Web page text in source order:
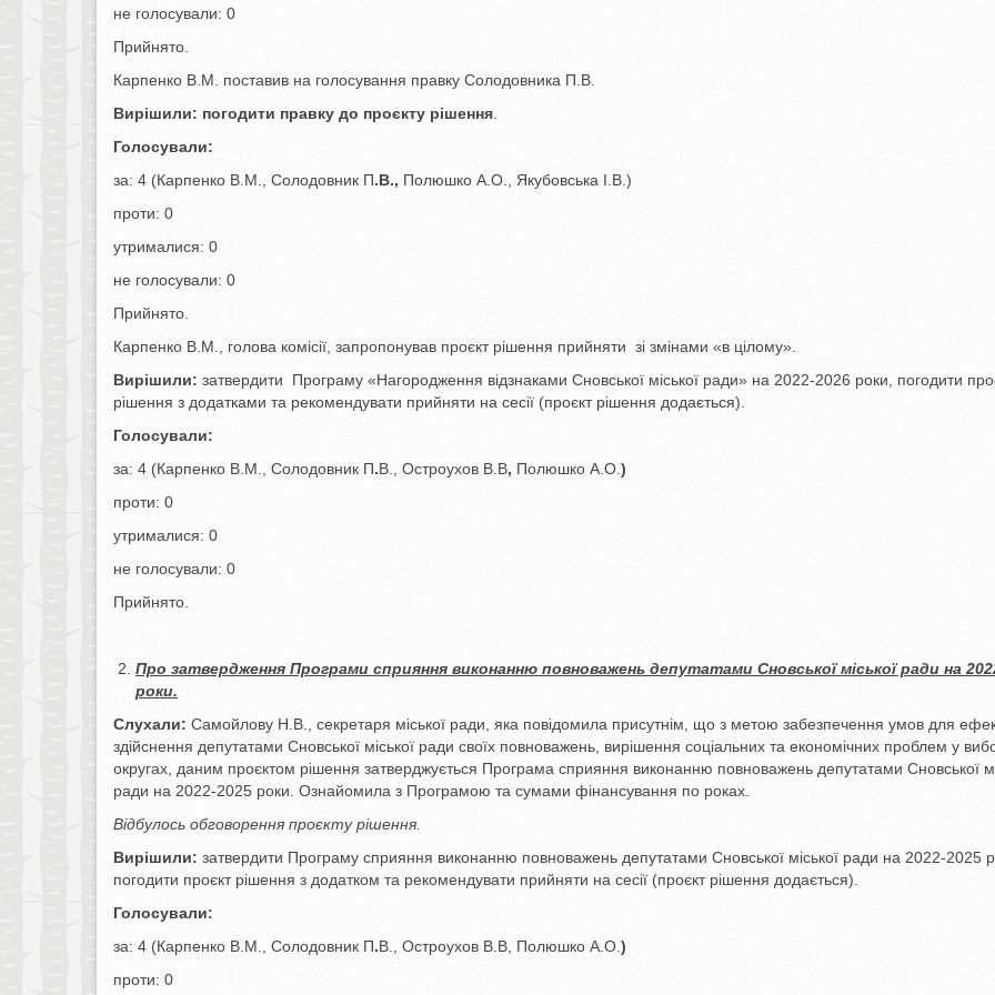
не голосували: 0
Прийнято.
Карпенко В.М. поставив на голосування правку Солодовника П.В.
Вирішили: погодити правку до проєкту рішення
Голосували:
за: 4 (Карпенко В.М., Солодовник П.В., Полюшко А.О., Якубовська І.В.)
проти: 0
утрималися: 0
не голосували: 0
Прийнято.
Карпенко В.М., голова комісії, запропонував проєкт рішення прийняти зі змінами «в цілому».
Вирішили: затвердити Програму «Нагородження відзнаками Сновської міської ради» на 2022-2026 роки, погодити
рішення з додатками та рекомендувати прийняти на сесії (проєкт рішення додається).
Голосували:
за: 4 (Карпенко В.М., Солодовник П.В., Остроухов В.В, Полюшко А.О. )
проти: 0
утрималися: 0
не голосували: 0
Прийнято.
Про затвердження Програми сприяння виконанню повноважень депутатами Сновської міської ради на
роки.
Слухали: Самойлову Н.В., секретаря міської ради, яка повідомила присутнім, що з метою забезпечення умов для
здійснення депутатами Сновської міської ради своїх повноважень, вирішення соціальних та економічних проблем у
округах, даним проєктом рішення затверджується Програма сприяння виконанню повноважень депутатами Сновської
ради на 2022-2025 роки. Ознайомила з Програмою та сумами фінансування по роках.
Відбулось обговорення проєкту рішення.
Вирішили: затвердити Програму сприяння виконанню повноважень депутатами Сновської міської ради на 2022-2025
погодити проєкт рішення з додатком та рекомендувати прийняти на сесії (проєкт рішення додається).
Голосували:
за: 4 (Карпенко В.М., Солодовник П.В., Остроухов В.В, Полюшко А.О. )
проти: 0